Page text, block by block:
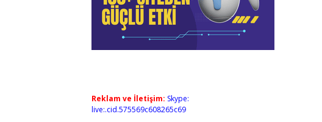
Reklam ve İletişim: Skype:
live:.cid.575569c608265c69